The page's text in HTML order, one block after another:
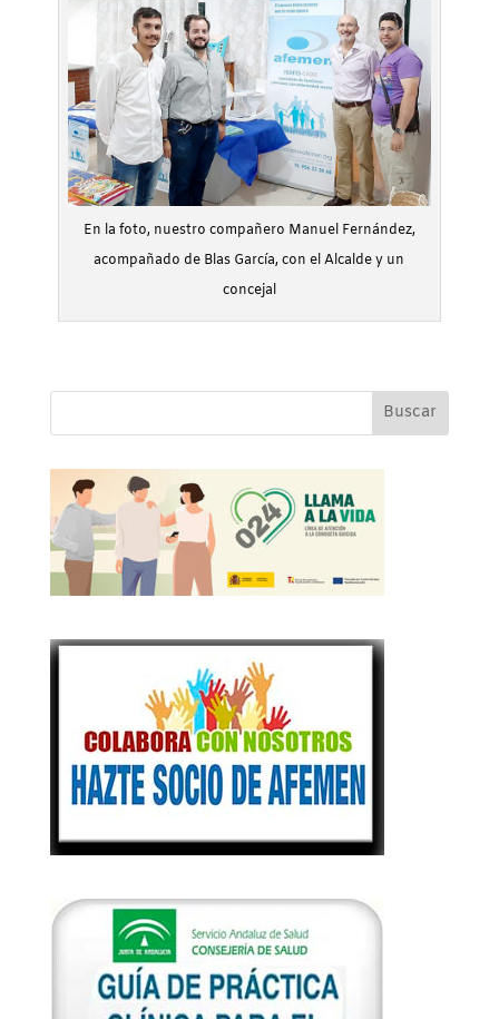
En la foto, nuestro compañero Manuel Fernández,
acompañado de Blas García, con el Alcalde y un
concejal